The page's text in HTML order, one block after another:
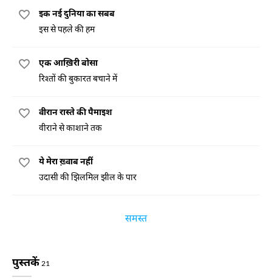
इक नई दुनिया का सबब
इस से पहले की हम
एक आख़िरी बोसा
रिश्तों की बुकारत बचाने में
वीरान रास्ते की पैमाइश
वीराने से काशाने तक
ये मेरा ख़्वाब नहीं
उदासी की झिलमिल झील के पार
समस्त
पुस्तकें 21